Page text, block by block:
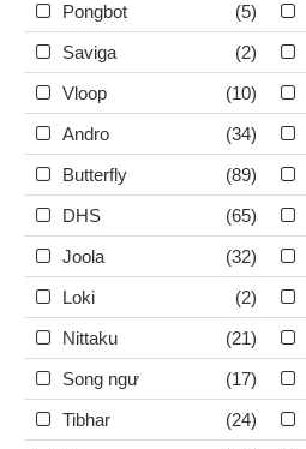
Pongbot
(5)
Saviga
(2)
Vloop
(10)
Andro
(34)
Butterfly
(89)
DHS
(65)
Joola
(32)
Loki
(2)
Nittaku
(21)
Song ngư
(17)
Tibhar
(24)